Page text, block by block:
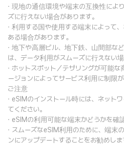
· 現地の通信環境や端末の互換性によ
ズに行えない場合があります。
· 利用する国や使用する端末によって
ある場合があります。
· 地下や高層ビル、地下鉄、山間部な
は、データ利用がスムーズに行えない場
· ホットスポット／テザリングが可能
ージョンによってサービス利用に制限
ご注意
· eSIMのインストール時には、ネット
てください。
· eSIMの利用可能な端末かどうかを確
· スムーズなeSIM利用のために、端末
ンにアップデートすることをお勧めしま